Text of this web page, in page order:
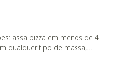
assa pizza em menos de 4
qualquer tipo de massa,